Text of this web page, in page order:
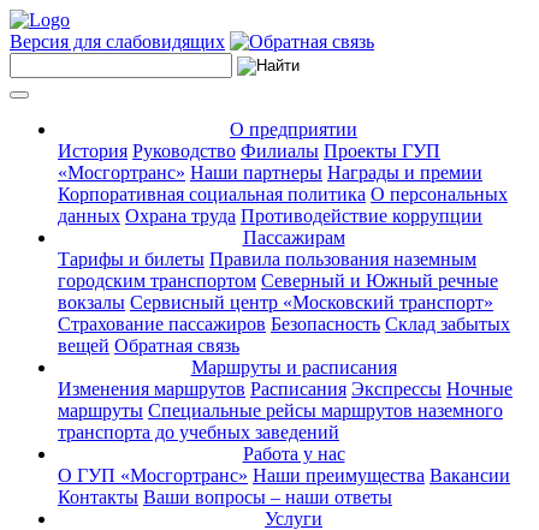
Версия для слабовидящих
О предприятии
История Руководство Филиалы Проекты ГУП
«Мосгортранс» Наши партнеры Награды и премии
Корпоративная социальная политика О персональных
данных Охрана труда Противодействие коррупции
Пассажирам
Тарифы и билеты Правила пользования наземным
городским транспортом Северный и Южный речные
вокзалы Сервисный центр «Московский транспорт»
Страхование пассажиров Безопасность Склад забытых
вещей Обратная связь
Маршруты и расписания
Изменения маршрутов Расписания Экспрессы Ночные
маршруты Специальные рейсы маршрутов наземного
транспорта до учебных заведений
Работа у нас
О ГУП «Мосгортранс» Наши преимущества Вакансии
Контакты Ваши вопросы – наши ответы
Услуги